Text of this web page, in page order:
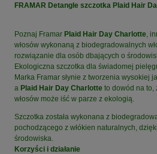
FRAMAR Detangle szczotka Plaid Hair
Poznaj Framar Plaid Hair Day Charlotte ,
włosów wykonaną z biodegradowalnych
rozwiązanie dla osób dbających o
Ekologiczna szczotka dla świadomej
Marka Framar słynie z tworzenia wysokiej
a Plaid Hair Day Charlotte to dowód na to,
włosów może iść w parze z ekologią.
Szczotka została wykonana z
pochodzącego z włókien naturalnych,
środowiska.
Korzyści i działanie